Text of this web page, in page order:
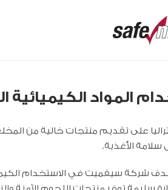
المواد
على تقديم منتجات خالية من
الأغذية.
شركة سيفميت في الاستخدام